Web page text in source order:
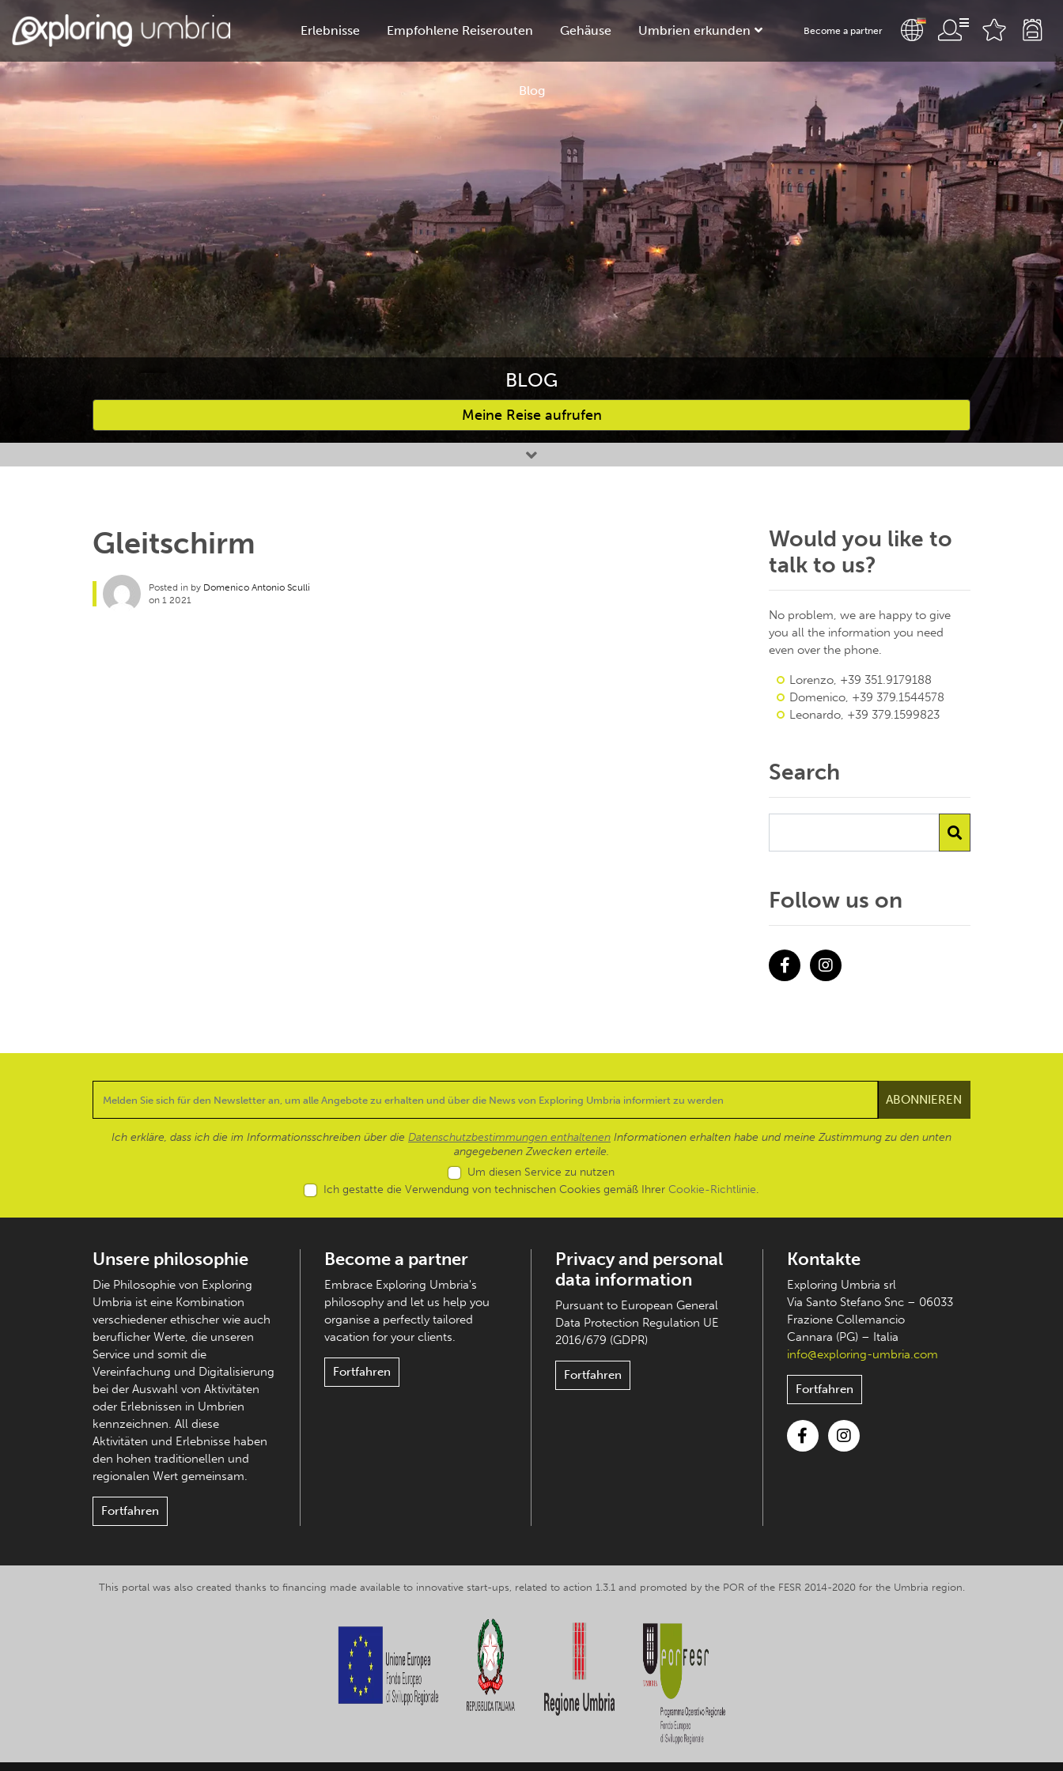
Erlebnisse Empfohlene Reiserouten Gehäuse Umbrien erkunden
Blog
Become a partner
BLOG
Meine Reise aufrufen
Bevorzugte Aktivitäten
Gleitschirm
Posted in by Domenico Antonio Sculli
on 1 2021
Would you like to
talk to us?
No problem, we are happy to give
you all the information you need
even over the phone.
Lorenzo, +39 351.9179188
Domenico, +39 379.1544578
Leonardo, +39 379.1599823
Search
Follow us on
Ich erkläre, dass ich die im Informationsschreiben über die Datenschutzbestimmungen enthaltenen Informationen erhalten habe und meine Zustimmung zu den unten
angegebenen Zwecken erteile.
Um diesen Service zu nutzen
Ich gestatte die Verwendung von technischen Cookies gemäß Ihrer Cookie-Richtlinie.
Unsere philosophie
Die Philosophie von Exploring
Umbria ist eine Kombination
verschiedener ethischer wie auch
beruflicher Werte, die unseren
Service und somit die
Vereinfachung und Digitalisierung
bei der Auswahl von Aktivitäten
oder Erlebnissen in Umbrien
kennzeichnen. All diese
Aktivitäten und Erlebnisse haben
den hohen traditionellen und
regionalen Wert gemeinsam.
Fortfahren
Become a partner
Embrace Exploring Umbria's
philosophy and let us help you
organise a perfectly tailored
vacation for your clients.
Fortfahren
Privacy and personal
data information
Pursuant to European General
Data Protection Regulation UE
2016/679 (GDPR)
Fortfahren
Kontakte
Exploring Umbria srl
Via Santo Stefano Snc – 06033
Frazione Collemancio
Cannara (PG) – Italia
info@exploring-umbria.com
Fortfahren
This portal was also created thanks to financing made available to innovative start-ups, related to action 1.3.1 and promoted by the POR of the FESR 2014-2020 for the Umbria region.